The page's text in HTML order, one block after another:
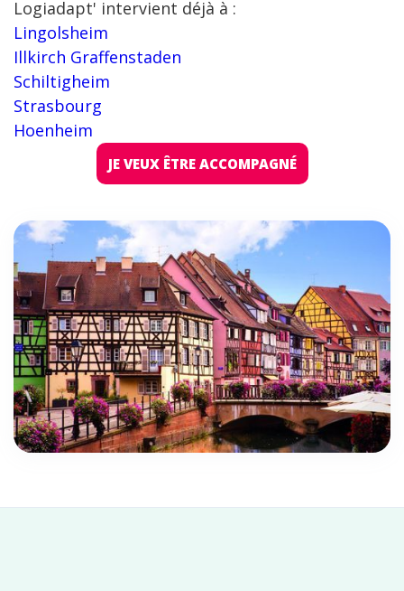
Logiadapt' intervient déjà à :
Lingolsheim
Illkirch Graffenstaden
Schiltigheim
Strasbourg
Hoenheim
JE VEUX ÊTRE ACCOMPAGNÉ